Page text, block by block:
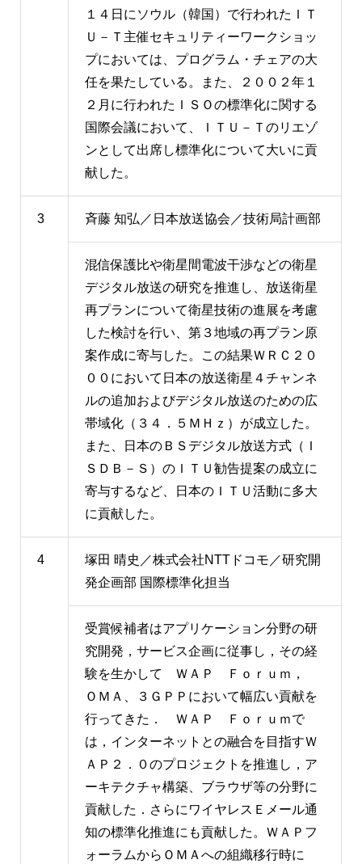
１４日にソウル（韓国）で行われたＩＴ
Ｕ－Ｔ主催セキュリティーワークショッ
プにおいては、プログラム・チェアの大
任を果たしている。また、２００２年１
２月に行われたＩＳＯの標準化に関する
国際会議において、ＩＴＵ－Ｔのリエゾ
ンとして出席し標準化について大いに貢
献した。
3 斉藤 知弘／日本放送協会／技術局計画部
混信保護比や衛星間電波干渉などの衛星
デジタル放送の研究を推進し、放送衛星
再プランについて衛星技術の進展を考慮
した検討を行い、第３地域の再プラン原
案作成に寄与した。この結果ＷＲＣ２０
００において日本の放送衛星４チャンネ
ルの追加およびデジタル放送のための広
帯域化（３４．５ＭＨｚ）が成立した。
また、日本のＢＳデジタル放送方式（Ｉ
ＳＤＢ－Ｓ）のＩＴＵ勧告提案の成立に
寄与するなど、日本のＩＴＵ活動に多大
に貢献した。
4
塚田 晴史／株式会社NTTドコモ／研究開
発企画部 国際標準化担当
受賞候補者はアプリケーション分野の研
究開発，サービス企画に従事し，その経
験を生かして ＷＡＰ Ｆｏｒｕｍ，
ＯＭＡ、３ＧＰＰにおいて幅広い貢献を
行ってきた． ＷＡＰ Ｆｏｒｕｍで
は，インターネットとの融合を目指すＷ
ＡＰ２．０のプロジェクトを推進し，ア
ーキテクチャ構築、ブラウザ等の分野に
貢献した．さらにワイヤレスＥメール通
知の標準化推進にも貢献した。ＷＡＰフ
ォーラムからＯＭＡへの組織移行時に